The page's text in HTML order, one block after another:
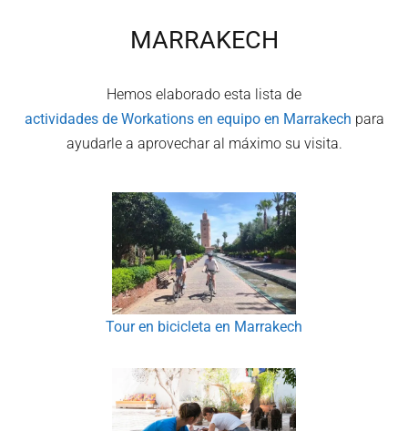
MARRAKECH
Hemos elaborado esta lista de
actividades de Workations en equipo en Marrakech para
ayudarle a aprovechar al máximo su visita.
Tour en bicicleta en Marrakech